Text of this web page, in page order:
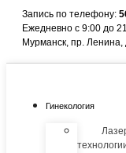
Перейти
содержимому
Запись по телефону:
Ежедневно с 9:00 до
Мурманск, пр. Ленина,
Гинекология